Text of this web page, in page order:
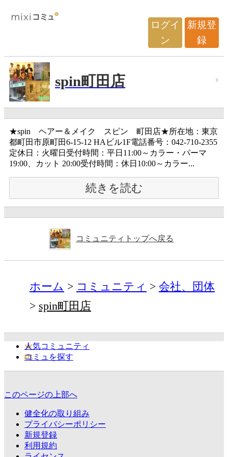
ログイ
ン
新規登
録
spin町田店
★spin ヘアー＆メイク スピン 町田店★所在地：東京
都町田市原町田6-15-12 HAビル1F電話番号：042-710-2355
定休日：火曜日受付時間：平日11:00～カラー・パーマ
19:00、カット 20:00受付時間：休日10:00～カラー...
続きを読む
コミュニティトップへ戻る
ホーム コミュニティ
会社、団体
spin町田店
人気コミュニティ
コミュを探す
このページの上部へ
健全化の取り組み
プライバシーポリシー
新規登録
利用規約